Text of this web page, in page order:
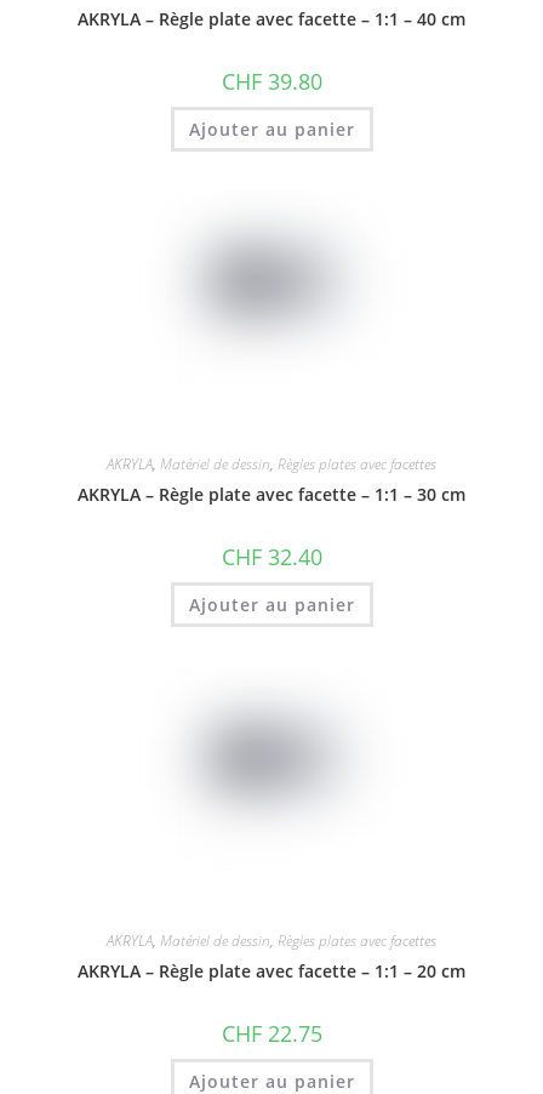
AKRYLA – Règle plate avec facette – 1:1 – 40 cm
CHF39.80
Ajouter au panier
AKRYLA, Matériel de dessin, Règles plates avec facettes
AKRYLA – Règle plate avec facette – 1:1 – 30 cm
CHF32.40
Ajouter au panier
AKRYLA, Matériel de dessin, Règles plates avec facettes
AKRYLA – Règle plate avec facette – 1:1 – 20 cm
CHF22.75
Ajouter au panier